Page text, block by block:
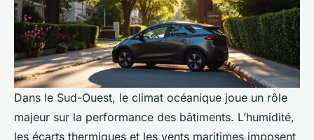
Dans le Sud-Ouest, le climat océanique joue un rôle
majeur sur la performance des bâtiments. L’humidité,
les écarts thermiques et les vents maritimes imposent